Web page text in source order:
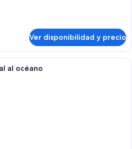
Ver disponibilidad y precio
Habitación de hotel con sofá, una
al océano